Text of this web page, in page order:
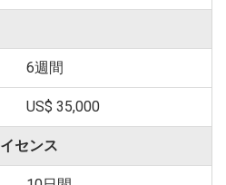
6週間
US$ 35,000
センス